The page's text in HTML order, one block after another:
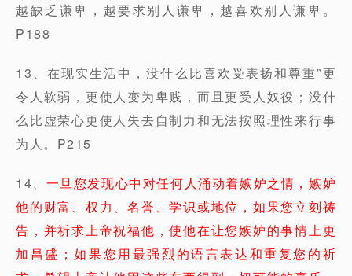
越缺乏谦卑，越要求别人谦卑，越喜欢别人谦卑。
P188
13、在现实生活中，没什么比喜欢受表扬和尊重”更
令人软弱，更使人变为卑贱，而且更受人奴役；没什
么比虚荣心更使人失去自制力和无法按照理性来行事
为人。P215
14、 一旦您发现心中对任何人涌动着嫉妒之情，嫉妒
他的财富、权力、名誉、学识或地位，如果您立刻祷
告，并祈求上帝祝福他，使他在让您嫉妒的事情上更
加昌盛；如果您用最强烈的语言表达和重复您的祈